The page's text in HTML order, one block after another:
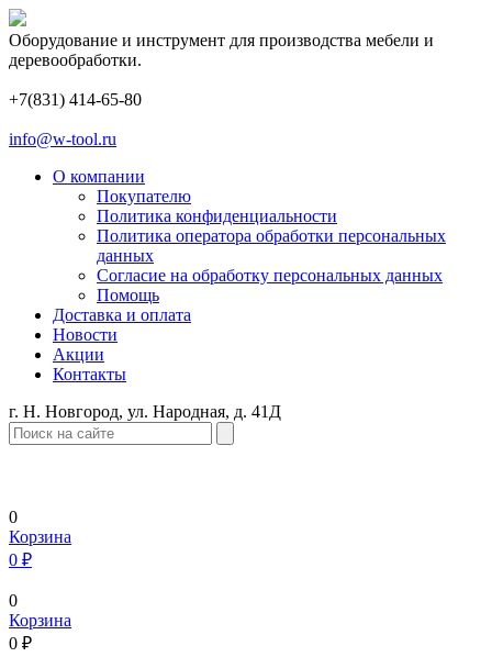
Оборудование и инструмент для производства мебели и
деревообработки.
+7(831) 414-65-80
info@w-tool.ru
О компании
Покупателю
Политика конфиденциальности
Политика оператора обработки персональных
данных
Согласие на обработку персональных данных
Помощь
Доставка и оплата
Новости
Акции
Контакты
г. Н. Новгород, ул. Народная, д. 41Д
0
Корзина
0 ₽
0
Корзина
0 ₽